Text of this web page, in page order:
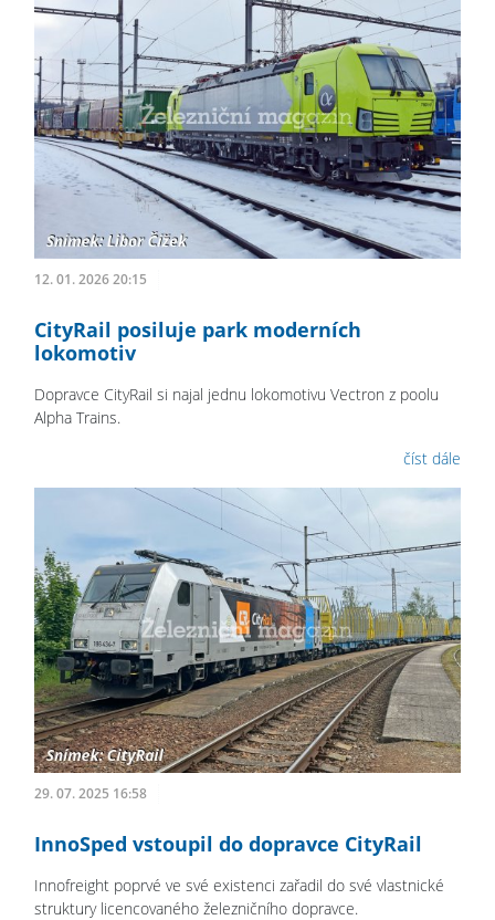
12. 01. 2026 20:15
CityRail posiluje park moderních
lokomotiv
Dopravce CityRail si najal jednu lokomotivu Vectron z poolu
Alpha Trains.
číst dále
29. 07. 2025 16:58
InnoSped vstoupil do dopravce CityRail
Innofreight poprvé ve své existenci zařadil do své vlastnické
struktury licencovaného železničního dopravce.